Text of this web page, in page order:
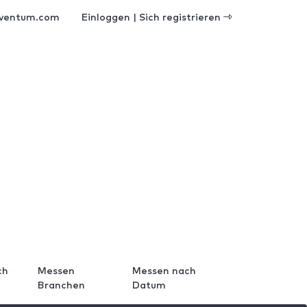
Einloggen | Sich registrieren
Messen
Branchen
Messen nach
Datum